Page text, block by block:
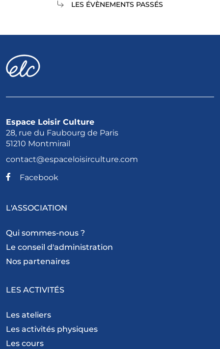
LES ÉVÈNEMENTS PASSÉS
Espace Loisir Culture
28, rue du Faubourg de Paris
51210 Montmirail
contact@espaceloisirculture.com
Facebook
L'ASSOCIATION
Qui sommes-nous ?
Le conseil d'administration
Nos partenaires
LES ACTIVITÉS
Les ateliers
Les activités physiques
Les cours